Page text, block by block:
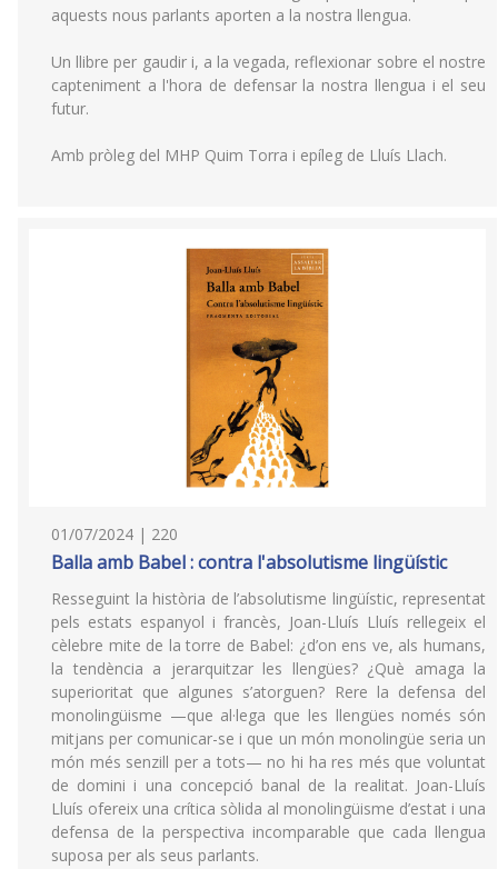
aquests nous parlants aporten a la nostra llengua.
Un llibre per gaudir i, a la vegada, reflexionar sobre el nostre
capteniment a l'hora de defensar la nostra llengua i el seu
futur.
Amb pròleg del MHP Quim Torra i epíleg de Lluís Llach.
01/07/2024 | 220
Balla amb Babel : contra l'absolutisme lingüístic
Resseguint la història de l’absolutisme lingüístic, representat
pels estats espanyol i francès, Joan-Lluís Lluís rellegeix el
cèlebre mite de la torre de Babel: ¿d’on ens ve, als humans,
la tendència a jerarquitzar les llengües? ¿Què amaga la
superioritat que algunes s’atorguen? Rere la defensa del
monolingüisme —que al·lega que les llengües només són
mitjans per comunicar-se i que un món monolingüe seria un
món més senzill per a tots— no hi ha res més que voluntat
de domini i una concepció banal de la realitat. Joan-Lluís
Lluís ofereix una crítica sòlida al monolingüisme d’estat i una
defensa de la perspectiva incomparable que cada llengua
suposa per als seus parlants.